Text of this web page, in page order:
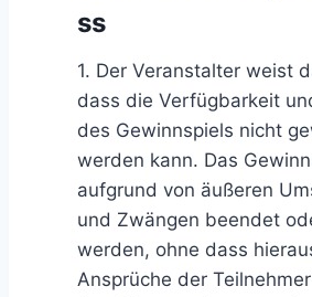
ss
1. Der Veranstalter weist
dass die Verfügbarkeit
des Gewinnspiels nicht
werden kann. Das
aufgrund von äußeren
und Zwängen beendet
werden, ohne dass
Ansprüche der